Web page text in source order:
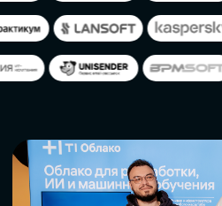
ОСТАВИТЬ
ЗАЯВКУ
СТАТЬ ПАРТНЕРОМ
СТАТЬ СПИКЕРОМ
Оставьте заявку, наши менеджеры